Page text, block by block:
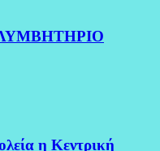
η Κεντρική